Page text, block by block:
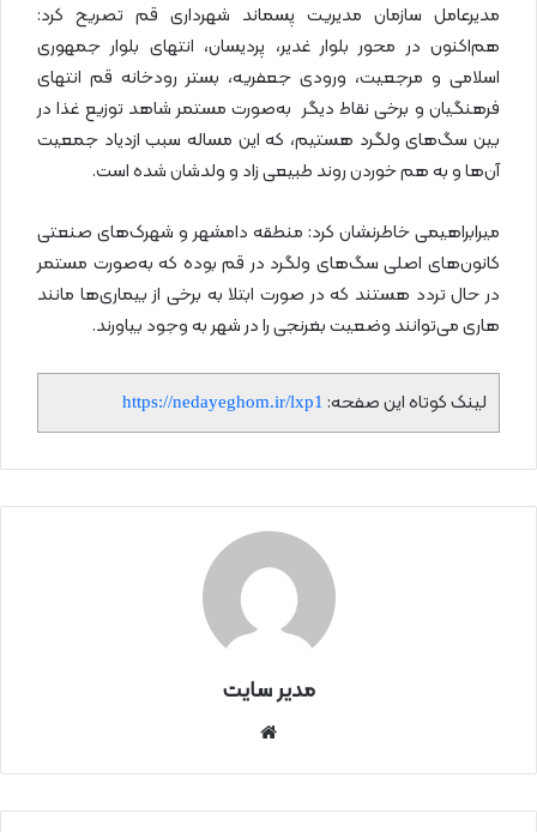
مدیرعامل سازمان مدیریت پسماند شهرداری قم تصریح کرد:
هم‌اکنون در محور بلوار غدیر، پردیسان، انتهای بلوار جمهوری
اسلامی و مرجعیت، ورودی جعفریه، بستر رودخانه قم انتهای
فرهنگیان و برخی نقاط دیگر به‌صورت مستمر شاهد توزیع غذا در
بین سگ‌های ولگرد هستیم، که این مساله سبب ازدیاد جمعیت
آن‌ها و به هم خوردن روند طبیعی زاد و ولدشان شده است.
میرابراهیمی خاطرنشان کرد: منطقه دامشهر و شهرک‌های صنعتی
کانون‌های اصلی سگ‌های ولگرد در قم بوده که به‌صورت مستمر
در حال تردد هستند که در صورت ابتلا به برخی از بیماری‌ها مانند
هاری می‌توانند وضعیت بغرنجی را در شهر به وجود بیاورند.
لینک کوتاه این صفحه: https://nedayeghom.ir/lxp1
مدیر سایت
نتی